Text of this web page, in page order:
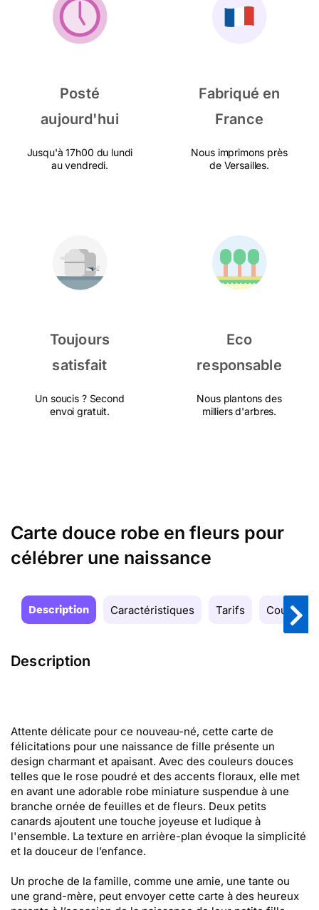
Posté
aujourd'hui
Jusqu'à 17h00 du lundi
au vendredi.
Fabriqué en
France
Nous imprimons près
de Versailles.
Toujours
satisfait
Un soucis ? Second
envoi gratuit.
Eco
responsable
Nous plantons des
milliers d'arbres.
Carte douce robe en fleurs pour
célébrer une naissance
Description Caractéristiques Tarifs Couleurs
Description
Attente délicate pour ce nouveau-né, cette carte de
félicitations pour une naissance de fille présente un
design charmant et apaisant. Avec des couleurs douces
telles que le rose poudré et des accents floraux, elle met
en avant une adorable robe miniature suspendue à une
branche ornée de feuilles et de fleurs. Deux petits
canards ajoutent une touche joyeuse et ludique à
l'ensemble. La texture en arrière-plan évoque la simplicité
et la douceur de l’enfance.
Un proche de la famille, comme une amie, une tante ou
une grand-mère, peut envoyer cette carte à des heureux